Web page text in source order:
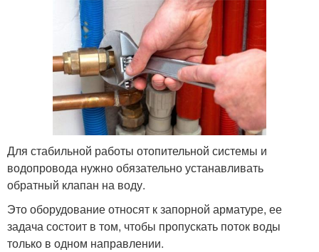
Для стабильной работы отопительной системы и
водопровода нужно обязательно устанавливать
обратный клапан на воду.
Это оборудование относят к запорной арматуре, ее
задача состоит в том, чтобы пропускать поток воды
только в одном направлении.